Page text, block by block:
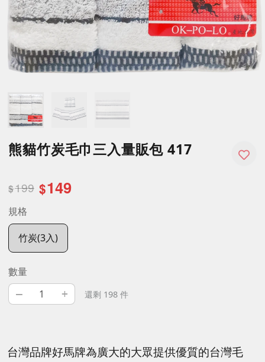
熊貓竹炭毛巾三入量販包 417
$199 $149
規格
竹炭(3入)
數量
– + 還剩 198 件
台灣品牌好馬牌為廣大的大眾提供優質的台灣毛